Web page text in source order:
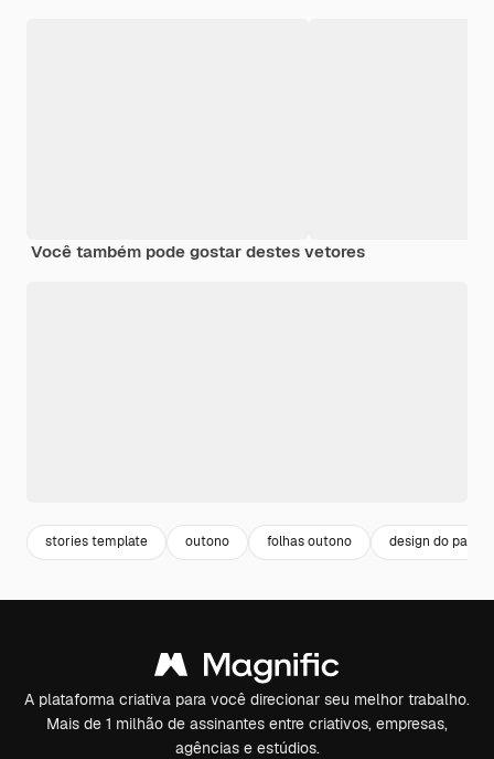
Você também pode gostar destes vetores
stories template outono folhas outono design do
A plataforma criativa para você direcionar seu melhor trabalho.
Mais de 1 milhão de assinantes entre criativos, empresas,
agências e estúdios.